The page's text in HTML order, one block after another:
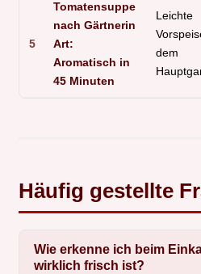
5
Tomatensuppe
nach Gärtnerin
Art:
Aromatisch in
45 Minuten
Leichte
dem
Häufig gestellte
Wie erkenne ich beim
wirklich frisch ist?